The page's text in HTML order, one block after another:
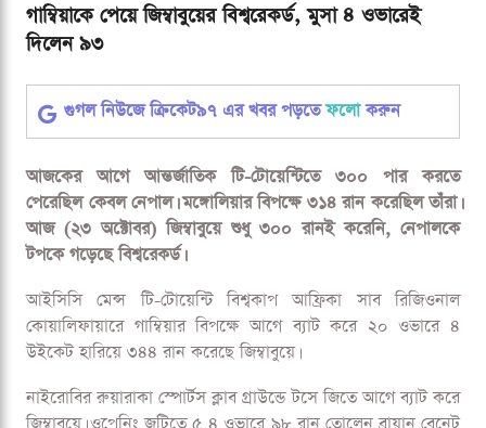
গাম্বিয়াকে পেয়ে জিম্বাবুয়ের বিশ্বরেকর্ড, মুসা ৪ ওভারেই
দিলেন ৯৩
গুগল নিউজে ক্রিকেট৯৭ এর খবর পড়তেফলোকরুন
আজকের আগে আন্তর্জাতিক টি-টোয়েন্টিতে ৩০০ পার করতে
পেরেছিল কেবল নেপাল। মঙ্গোলিয়ার বিপক্ষে ৩১৪ রান করেছিল তাঁরা।
আজ (২৩ অক্টোবর) জিম্বাবুয়ে শুধু ৩০০ রানই করেনি, নেপালকে
টপকে গড়েছে বিশ্বরেকর্ড।
আইসিসি মেন্স টি-টোয়েন্টি বিশ্বকাপ আফ্রিকা সাব রিজিওনাল
কোয়ালিফায়ারে গাম্বিয়ার বিপক্ষে আগে ব্যাট করে ২০ ওভারে ৪
উইকেট হারিয়ে ৩৪৪ রান করেছে জিম্বাবুয়ে।
নাইরোবির রুয়ারাকা স্পোর্টস ক্লাব গ্রাউন্ডে টসে জিতে আগে ব্যাট করে